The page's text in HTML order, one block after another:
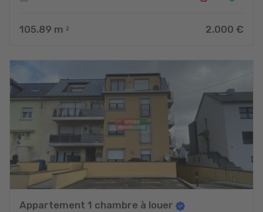
105.89 m 2 2.000 €
Appartement 1 chambre à louer